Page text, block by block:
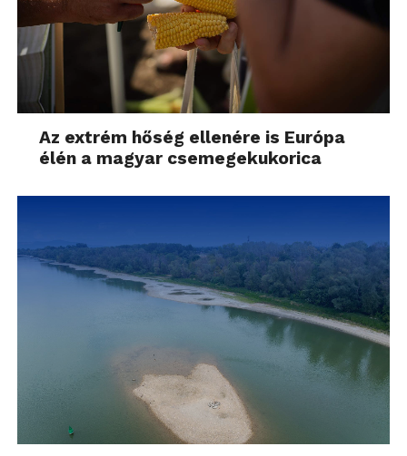
Az extrém hőség ellenére is Európa
élén a magyar csemegekukorica